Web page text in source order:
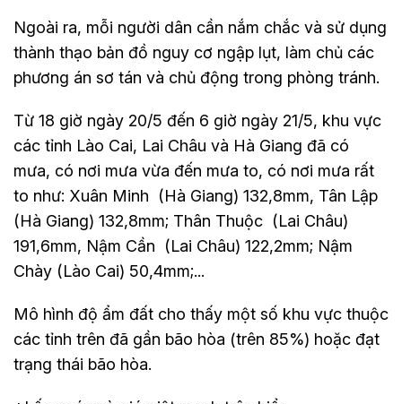
Ngoài ra, mỗi người dân cần nắm chắc và sử dụng
thành thạo bản đồ nguy cơ ngập lụt, làm chủ các
phương án sơ tán và chủ động trong phòng tránh.
Từ 18 giờ ngày 20/5 đến 6 giờ ngày 21/5, khu vực
các tỉnh Lào Cai, Lai Châu và Hà Giang đã có
mưa, có nơi mưa vừa đến mưa to, có nơi mưa rất
to như: Xuân Minh (Hà Giang) 132,8mm, Tân Lập
(Hà Giang) 132,8mm; Thân Thuộc (Lai Châu)
191,6mm, Nậm Cần (Lai Châu) 122,2mm; Nậm
Chày (Lào Cai) 50,4mm;...
Mô hình độ ẩm đất cho thấy một số khu vực thuộc
các tỉnh trên đã gần bão hòa (trên 85%) hoặc đạt
trạng thái bão hòa.